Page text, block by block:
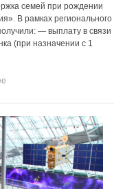
семей при рождении
В рамках регионального
— выплату в связи
(при назначении с 1